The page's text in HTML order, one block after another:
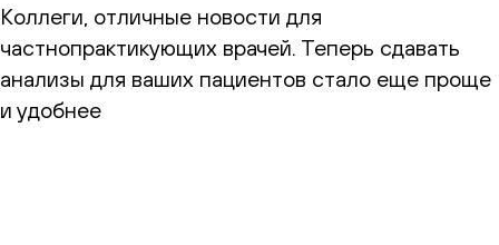
Коллеги, отличные новости для
частнопрактикующих врачей. Теперь сдавать
анализы для ваших пациентов стало еще проще
и удобнее